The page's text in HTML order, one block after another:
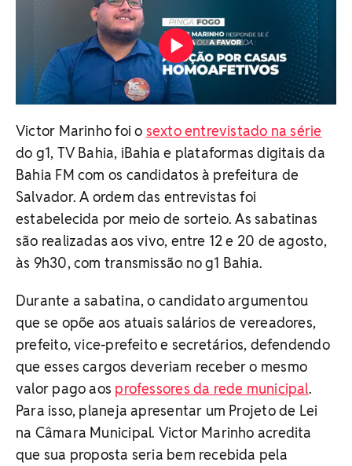
Victor Marinho foi o sexto entrevistado na série
do g1, TV Bahia, iBahia e plataformas digitais da
Bahia FM com os candidatos à prefeitura de
Salvador. A ordem das entrevistas foi
estabelecida por meio de sorteio. As sabatinas
são realizadas aos vivo, entre 12 e 20 de agosto,
às 9h30, com transmissão no g1 Bahia.
Durante a sabatina, o candidato argumentou
que se opõe aos atuais salários de vereadores,
prefeito, vice-prefeito e secretários, defendendo
que esses cargos deveriam receber o mesmo
valor pago aos professores da rede municipal.
Para isso, planeja apresentar um Projeto de Lei
na Câmara Municipal. Victor Marinho acredita
que sua proposta seria bem recebida pela